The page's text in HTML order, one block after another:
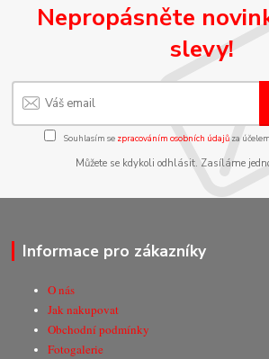
Nepropásněte
slevy!
Souhlasím se zpracováním osobních údajůza
Můžete se kdykoli odhlásit. Zasíláme
Informace pro zákazníky
O nás
Jak nakupovat
Obchodní podmínky
Fotogalerie